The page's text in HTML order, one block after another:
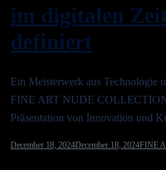
im digitalen
definiert
Ein Meisterwerk aus
FINE ART NUDE COLLECTION
Präsentation von Innovation und
December 18, 2024December 18, 2024FINE